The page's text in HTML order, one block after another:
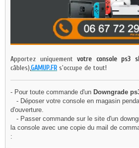
Apportez uniquement votre console ps3
câbles),GAMUP.FR s'occupe de tout!
- Pour toute commande d'un Downgrade
- Déposer votre console en magasin
d'ouverture.
- Passer commande sur le site d'un
la console avec une copie du mail de
: